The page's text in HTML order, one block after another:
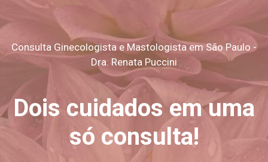
Consulta Ginecologista e Mastologista em São Paulo -
Dra. Renata Puccini
Dois cuidados em uma
só consulta!